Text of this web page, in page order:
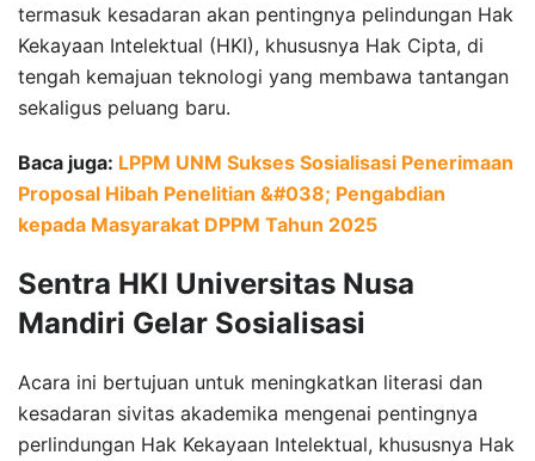
termasuk kesadaran akan pentingnya pelindungan Hak
Kekayaan Intelektual (HKI), khususnya Hak Cipta, di
tengah kemajuan teknologi yang membawa tantangan
sekaligus peluang baru.
Baca juga: LPPM UNM Sukses Sosialisasi Penerimaan
Proposal Hibah Penelitian &#038; Pengabdian
kepada Masyarakat DPPM Tahun 2025
Sentra HKI Universitas Nusa
Mandiri Gelar Sosialisasi
Acara ini bertujuan untuk meningkatkan literasi dan
kesadaran sivitas akademika mengenai pentingnya
perlindungan Hak Kekayaan Intelektual, khususnya Hak